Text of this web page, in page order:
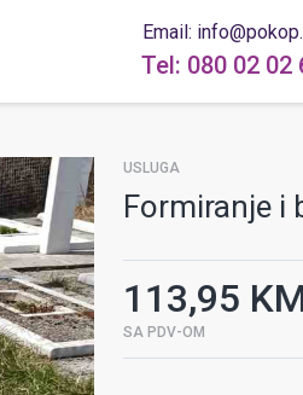
Email:
Tel: 080 02 02
USLUGA
Formiranje i
113,95
SA PDV-OM